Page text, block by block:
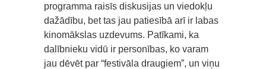
programma raisīs diskusijas un viedokļu
dažādību, bet tas jau patiesībā arī ir labas
kinomākslas uzdevums. Patīkami, ka
dalībnieku vidū ir personības, ko varam
jau dēvēt par “festivāla draugiem”, un viņu